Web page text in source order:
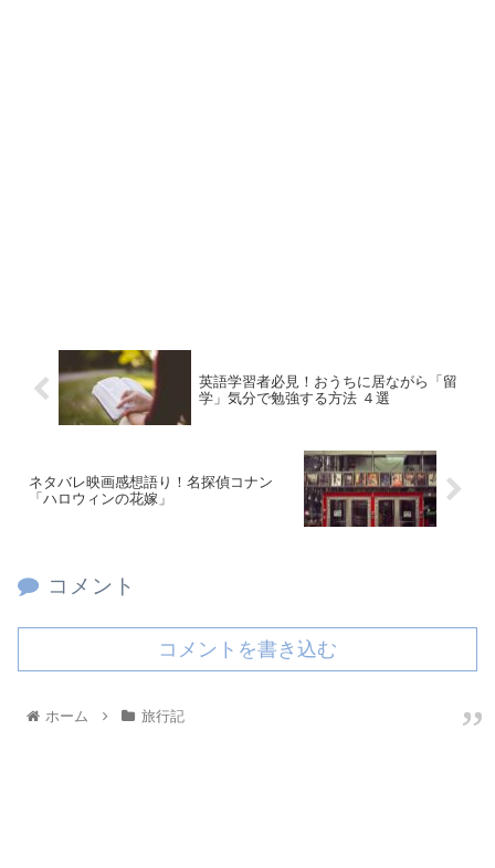
英語学習者必見！おうちに居ながら「留
学」気分で勉強する方法 ４選
ネタバレ映画感想語り！名探偵コナン
「ハロウィンの花嫁」
コメント
コメントを書き込む
ホーム 旅行記